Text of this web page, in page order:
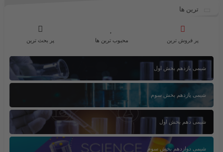
ترین ها
پر فروش ترین محبوب ترین ها پر بحث ترین
شیمی یازدهم بخش اول
شیمی یازدهم بخش سوم
شیمی دهم بخش اول
شیمی دوازدهم بخش سوم